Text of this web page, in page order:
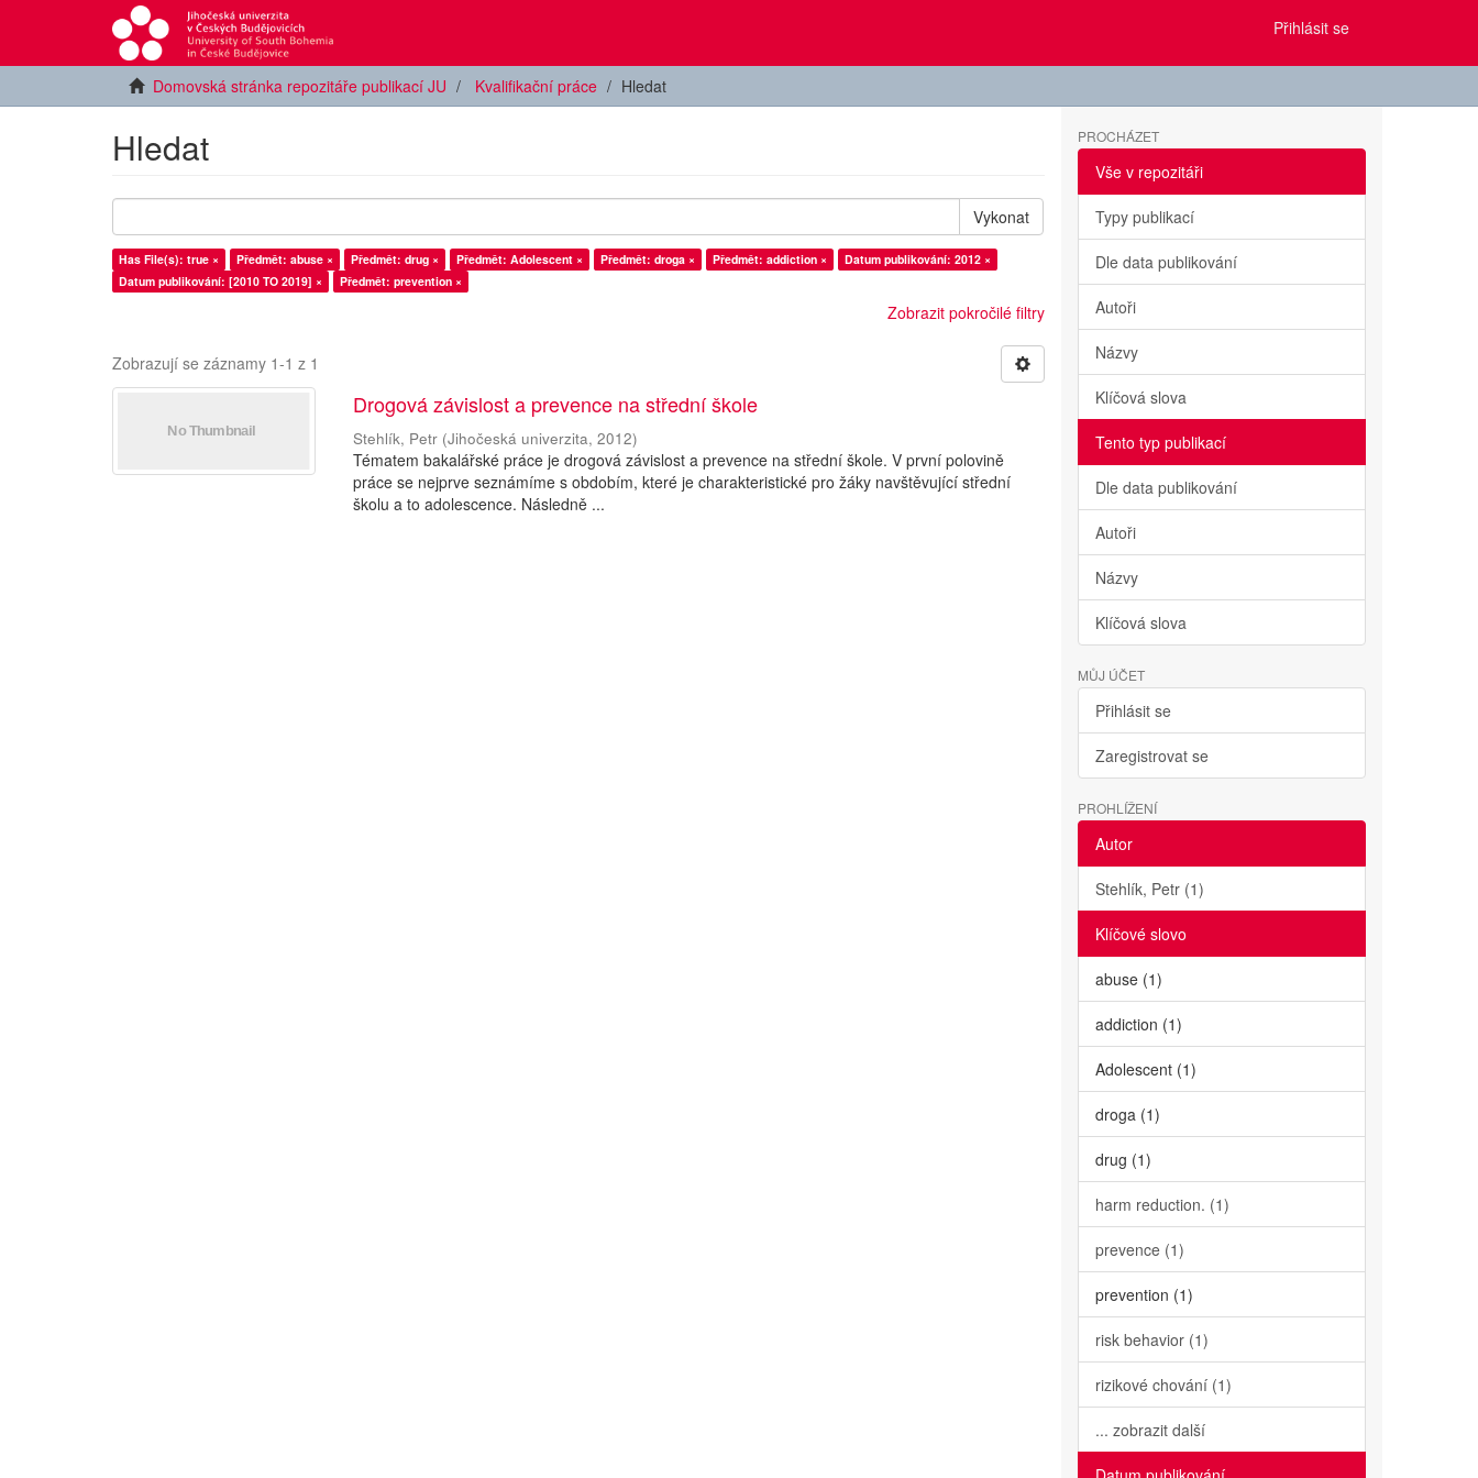
Přihlásit se
Domovská stránka repozitáře publikací JU Kvalifikační práce Hledat
Hledat
Vykonat
Has File(s): true × Předmět: abuse × Předmět: drug × Předmět: Adolescent × Předmět: droga × Předmět: addiction ×
Datum publikování: 2012 ×
Datum publikování: [2010 TO 2019] ×
Předmět: prevention ×
Zobrazit pokročilé filtry
Zobrazují se záznamy 1-1 z 1
Drogová závislost a prevence na střední škole
Stehlík, Petr (Jihočeská univerzita,2012)
Tématem bakalářské práce je drogová závislost a prevence na střední škole. V první polovině
práce se nejprve seznámíme s obdobím, které je charakteristické pro žáky navštěvující střední
školu a to adolescence. Následně ...
PROCHÁZET
Vše v repozitáři
Typy publikací
Dle data publikování
Autoři
Názvy
Klíčová slova
Tento typ publikací
Dle data publikování
Autoři
Názvy
Klíčová slova
MŮJ ÚČET
Přihlásit se
Zaregistrovat se
PROHLÍŽENÍ
Autor
Stehlík, Petr (1)
Klíčové slovo
abuse (1)
addiction (1)
Adolescent (1)
droga (1)
drug (1)
harm reduction. (1)
prevence (1)
prevention (1)
risk behavior (1)
rizikové chování (1)
... zobrazit další